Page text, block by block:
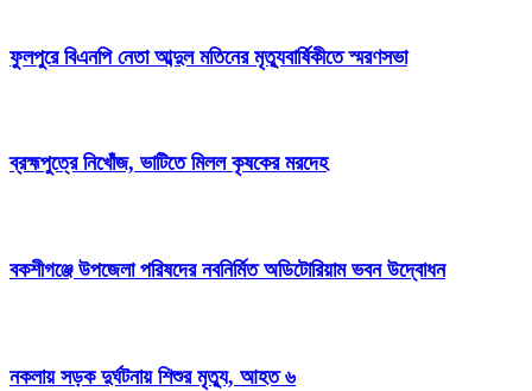
ফুলপুরে বিএনপি নেতা আব্দুল মতিনের মৃত্যুবার্ষিকীতে স্মরণসভা
ব্রহ্মপুত্রে নিখোঁজ, ভাটিতে মিলল কৃষকের মরদেহ
বকশীগঞ্জে উপজেলা পরিষদের নবনির্মিত অডিটোরিয়াম ভবন উদ্বোধন
নকলায় সড়ক দুর্ঘটনায় শিশুর মৃত্যু, আহত ৬